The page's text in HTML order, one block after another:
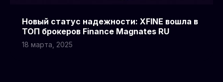
Новый статус надежности: XFINE вошла в
ТОП брокеров Finance Magnates RU
18 марта, 2025